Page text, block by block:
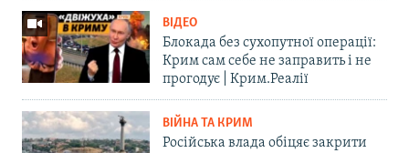
ВІДЕО
Блокада без сухопутної операції:
Крим сам себе не заправить і не
прогодує | Крим.Реалії
ВІЙНА ТА КРИМ
Російська влада обіцяє закрити